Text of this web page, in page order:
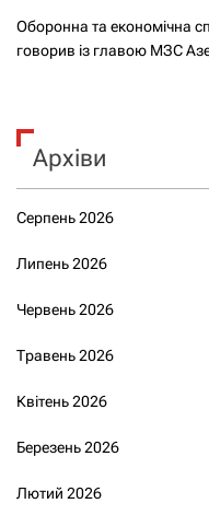
Оборонна та економічна
говорив із главою МЗС
Архіви
Серпень 2026
Липень 2026
Червень 2026
Травень 2026
Квітень 2026
Березень 2026
Лютий 2026